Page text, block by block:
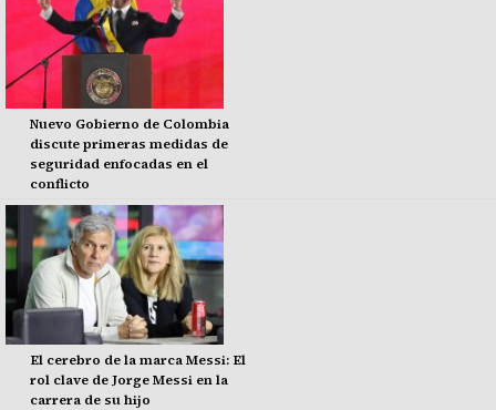
Nuevo Gobierno de Colombia
discute primeras medidas de
seguridad enfocadas en el
conflicto
El cerebro de la marca Messi: El
rol clave de Jorge Messi en la
carrera de su hijo